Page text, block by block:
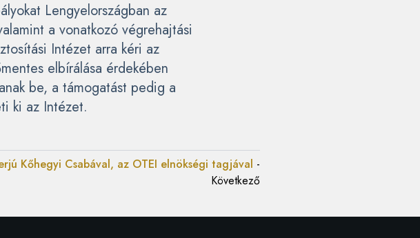
Lengyelországban az
a vonatkozó végrehajtási
Intézet arra kéri az
elbírálása érdekében
be, a támogatást pedig a
ki az Intézet.
Kőhegyi Csabával, az OTEI elnökségi tagjával -
Következő